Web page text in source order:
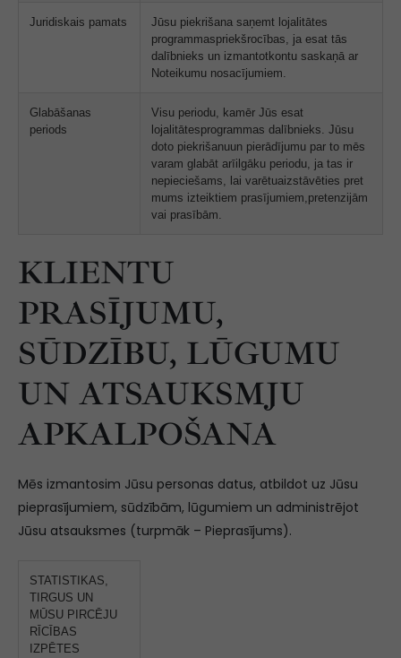
Juridiskais pamats
Jūsu piekrišana saņemt lojalitātes
programmaspriekšrocības, ja esat tās
dalībnieks un izmantotkontu saskaņā ar
Noteikumu nosacījumiem.
Glabāšanas
periods
Visu periodu, kamēr Jūs esat
lojalitātesprogrammas dalībnieks. Jūsu
doto piekrišanuun pierādījumu par to mēs
varam glabāt arīilgāku periodu, ja tas ir
nepieciešams, lai varētuaizstāvēties pret
mums izteiktiem prasījumiem,pretenzijām
vai prasībām.
KLIENTU
PRASĪJUMU,
SŪDZĪBU, LŪGUMU
UN ATSAUKSMJU
APKALPOŠANA
Mēs izmantosim Jūsu personas datus, atbildot uz Jūsu
pieprasījumiem, sūdzībām, lūgumiem un administrējot
Jūsu atsauksmes (turpmāk – Pieprasījums).
STATISTIKAS,
TIRGUS UN
MŪSU PIRCĒJU
RĪCĪBAS
IZPĒTES